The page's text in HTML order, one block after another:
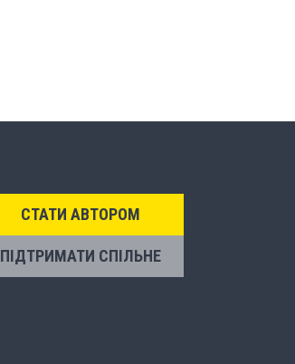
СТАТИ АВТОРОМ
ПІДТРИМАТИ СПІЛЬНЕ